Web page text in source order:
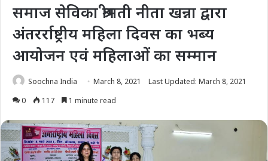
समाज सेविका श्रीमती नीता खन्ना द्वारा
अंतरर्राष्ट्रीय महिला दिवस का भब्य
आयोजन एवं महिलाओं का सम्मान
Soochna India March 8, 2021
Last Updated: March 8, 2021
0
117 1 minute read